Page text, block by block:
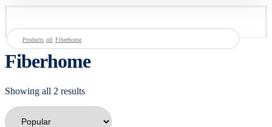
Products olt Fiberhome
Fiberhome
Showing all 2 results